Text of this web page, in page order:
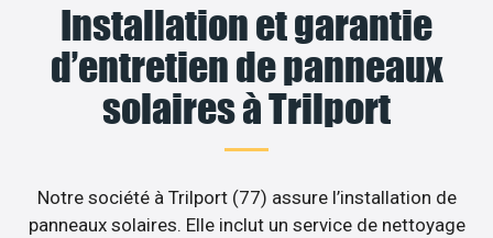
Installation et garantie
d’entretien de panneaux
solaires à Trilport
Notre société à Trilport (77) assure l’installation de
panneaux solaires. Elle inclut un service de nettoyage